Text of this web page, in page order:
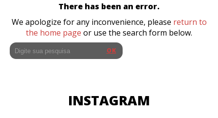
There has been an error.
We apologize for any inconvenience, please return to
the home page or use the search form below.
INSTAGRAM